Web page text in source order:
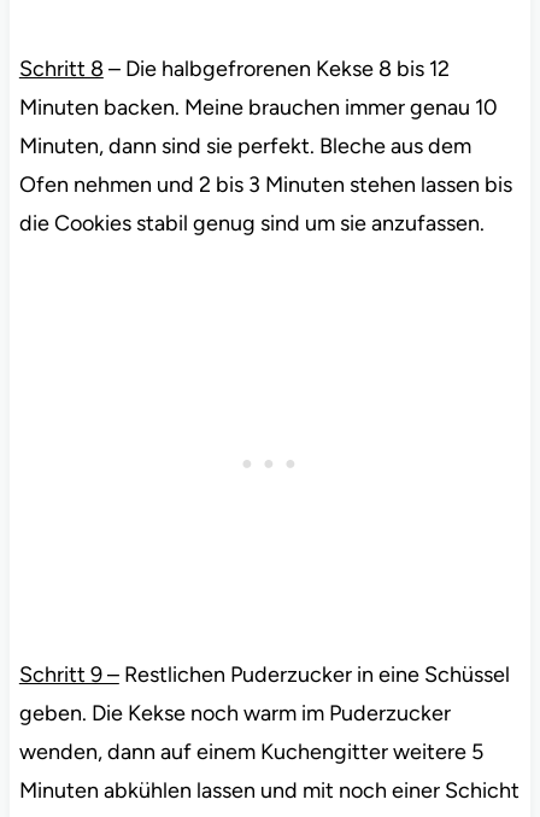
Schritt 8 – Die halbgefrorenen Kekse 8 bis 12
Minuten backen. Meine brauchen immer genau 10
Minuten, dann sind sie perfekt. Bleche aus dem
Ofen nehmen und 2 bis 3 Minuten stehen lassen bis
die Cookies stabil genug sind um sie anzufassen.
Schritt 9 –Restlichen Puderzucker in eine Schüssel
geben. Die Kekse noch warm im Puderzucker
wenden, dann auf einem Kuchengitter weitere 5
Minuten abkühlen lassen und mit noch einer Schicht